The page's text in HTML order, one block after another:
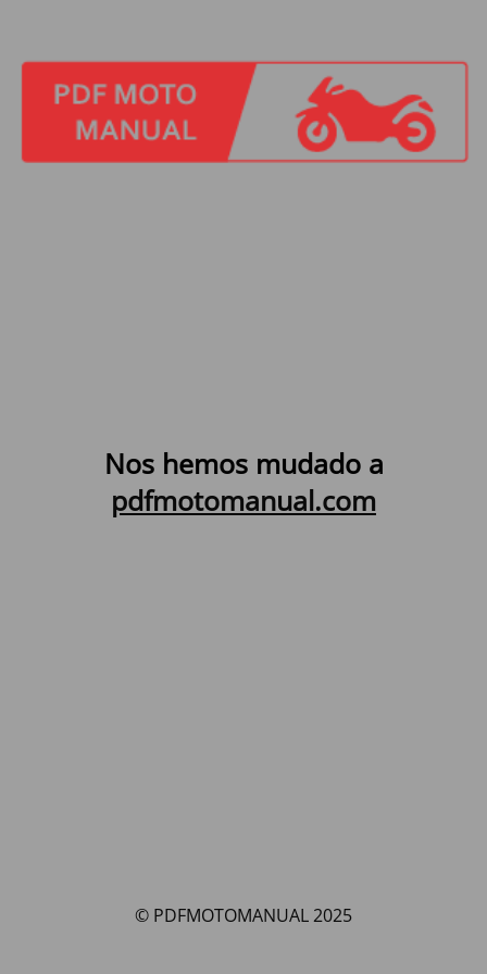
Nos hemos mudado a
pdfmotomanual.com
© PDFMOTOMANUAL 2025